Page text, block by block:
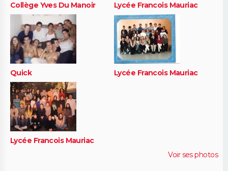
Collège Yves Du Manoir Lycée Francois Mauriac
Quick Lycée Francois Mauriac
Lycée Francois Mauriac
Voir ses photos